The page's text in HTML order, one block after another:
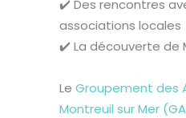
✔️ Des rencontres
associations locales
✔️ La découverte de
Le Groupement des
Montreuil sur Mer